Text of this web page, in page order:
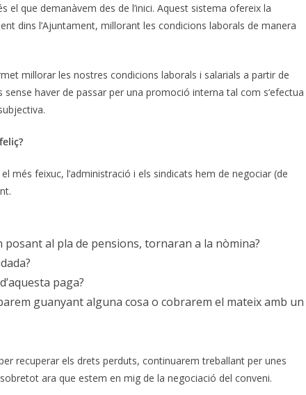
el que demanàvem des de l’inici. Aquest sistema ofereix la
dins l’Ajuntament, millorant les condicions laborals de manera
millorar les nostres condicions laborals i salarials a partir de
sense haver de passar per una promoció interna tal com s’efectua
més feixuc, l’administració i els sindicats hem de negociar (de
posant al pla de pensions, tornaran a la nòmina?
paga?
guanyant alguna cosa o cobrarem el mateix amb un
recuperar els drets perduts, continuarem treballant per unes
ara que estem en mig de la negociació del conveni.